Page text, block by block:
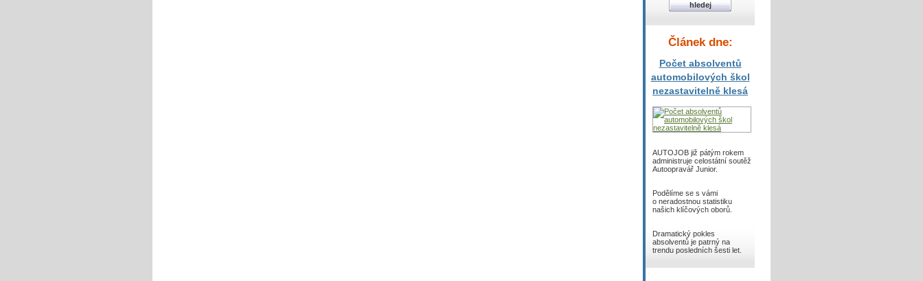
Článek dne:
Počet absolventů
automobilových škol
nezastavitelně klesá
AUTOJOB již pátým rokem
administruje celostátní soutěž
Autoopravář Junior.
Podělíme se s vámi
o neradostnou statistiku
našich klíčových oborů.
Dramatický pokles
absolventů je patrný na
trendu posledních šesti let.